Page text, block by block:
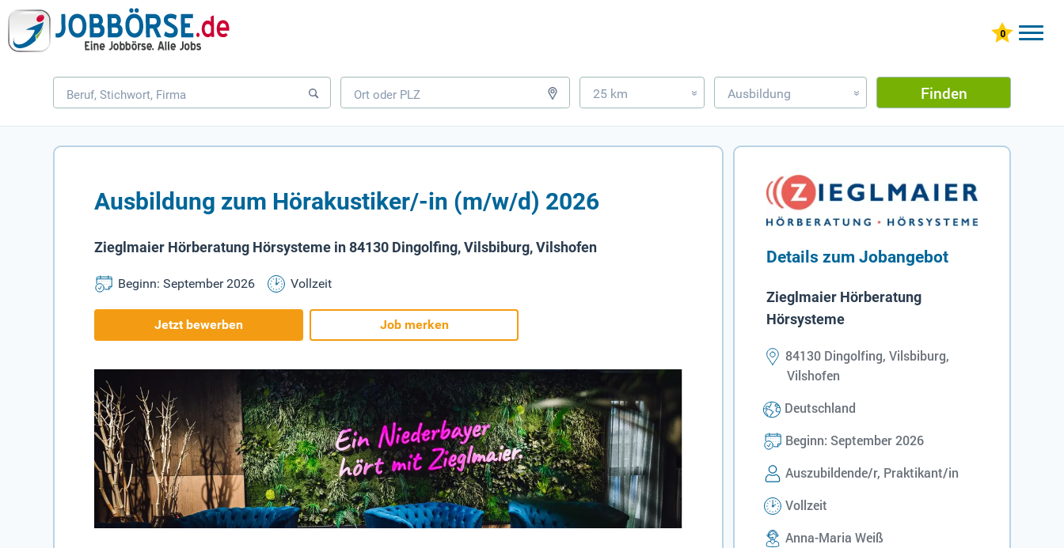
25 km » Ausbildung » Finden
Ausbildung zum Hörakustiker/-in (m / w / d) 2026
Zieglmaier Hörberatung Hörsysteme in 84130 Dingolfing, Vilsbiburg, Vilshofen
Beginn: September 2026 Vollzeit
Jetzt bewerben Job merken
Details zum Jobangebot
Zieglmaier Hörberatung
Hörsysteme
84130 Dingolfing, Vilsbiburg,
Vilshofen
Deutschland
Beginn: September 2026
Auszubildende/r, Praktikant/in
Vollzeit
Anna-Maria Weiß